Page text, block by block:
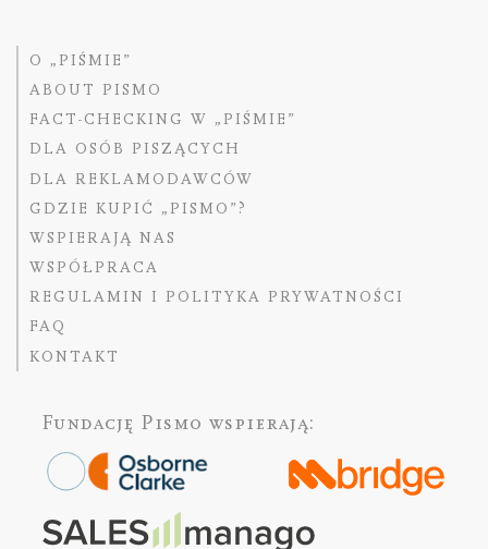
O „PIŚMIE”
ABOUT PISMO
FACT-CHECKING W „PIŚMIE”
DLA OSÓB PISZĄCYCH
DLA REKLAMODAWCÓW
GDZIE KUPIĆ „PISMO”?
WSPIERAJĄ NAS
WSPÓŁPRACA
REGULAMIN I POLITYKA PRYWATNOŚCI
FAQ
KONTAKT
Fundację Pismo wspierają: